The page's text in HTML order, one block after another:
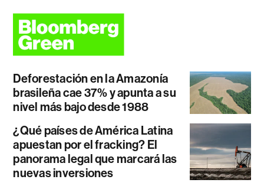
Deforestación en la Amazonía
brasileña cae 37% y apunta a su
nivel más bajo desde 1988
¿Qué países de América Latina
apuestan por el fracking? El
panorama legal que marcará las
nuevas inversiones